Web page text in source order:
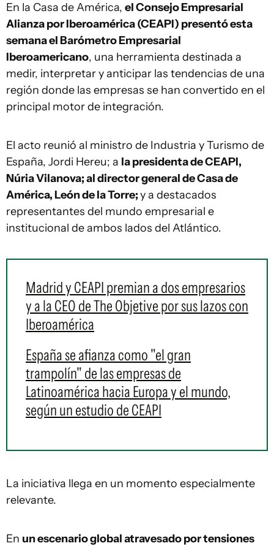
En la Casa de América, el Consejo Empresarial
Alianza por Iberoamérica (CEAPI) presentó esta
semana el Barómetro Empresarial
Iberoamericano, una herramienta destinada a
medir, interpretar y anticipar las tendencias de una
región donde las empresas se han convertido en el
principal motor de integración.
El acto reunió al ministro de Industria y Turismo de
España, Jordi Hereu; a la presidenta de CEAPI,
Núria Vilanova; al director general de Casa de
América, León de la Torre;y a destacados
representantes del mundo empresarial e
institucional de ambos lados del Atlántico.
Madrid y CEAPI premian a dos empresarios
y a la CEO de The Objetive por sus lazos con
Iberoamérica
España se afianza como "el gran
trampolín" de las empresas de
Latinoamérica hacia Europa y el mundo,
según un estudio de CEAPI
La iniciativa llega en un momento especialmente
relevante.
En un escenario global atravesado por tensiones